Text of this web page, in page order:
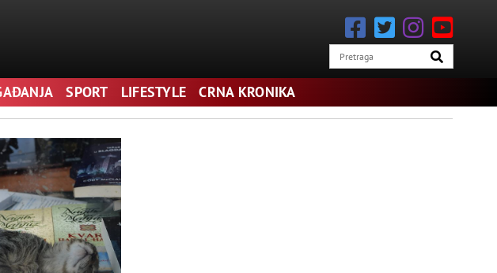
SPORT LIFESTYLE CRNA KRONIKA